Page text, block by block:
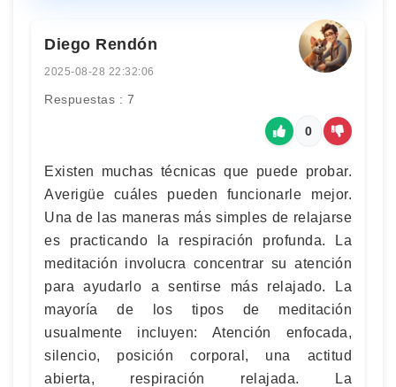
Diego Rendón
2025-08-28 22:32:06
Respuestas : 7
0
Existen muchas técnicas que puede probar.
Averigüe cuáles pueden funcionarle mejor.
Una de las maneras más simples de relajarse
es practicando la respiración profunda. La
meditación involucra concentrar su atención
para ayudarlo a sentirse más relajado. La
mayoría de los tipos de meditación
usualmente incluyen: Atención enfocada,
silencio, posición corporal, una actitud
abierta, respiración relajada. La